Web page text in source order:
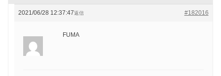
2021/06/28 12:37:47 #182016
返信
FUMA